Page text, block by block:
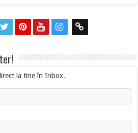
la tine în Inbox.